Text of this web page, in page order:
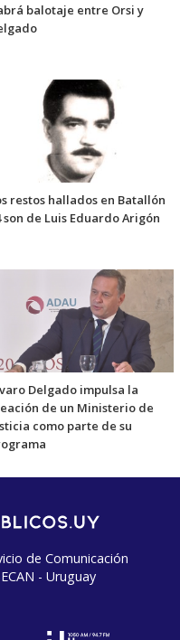
balotaje entre Orsi y
restos hallados en Batallón
son de Luis Eduardo Arigón
Delgado impulsa la
de un Ministerio de
como parte de su
de Comunicación
- Uruguay